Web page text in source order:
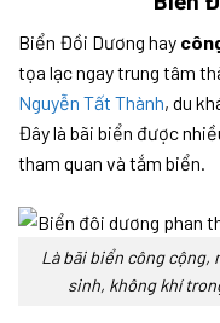
Biển Đồi Dương hay
tọa lạc ngay trung tâm
Nguyễn Tất Thành, du
Đây là bãi biển được
tham quan và tắm biển.
Là bãi biển công cộng,
sinh, không khí